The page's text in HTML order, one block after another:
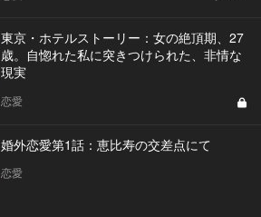
東京・ホテルストーリー：女の絶頂期、27
歳。自惚れた私に突きつけられた、非情な
現実
恋愛
婚外恋愛第1話：恵比寿の交差点にて
恋愛